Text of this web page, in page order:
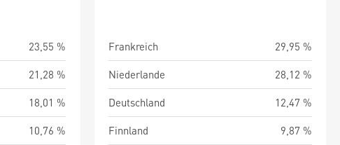
23,55 %
21,28 %
18,01 %
10,76 %
Frankreich
29,95 %
Niederlande
28,12 %
Deutschland
12,47 %
Finnland
9,87 %